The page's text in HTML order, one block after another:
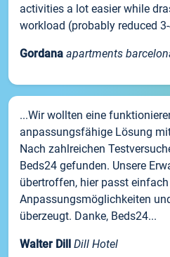
activities a lot easier while
workload (probably reduced
Gordana apartments
...Wir wollten eine
anpassungsfähige Lösung
Nach zahlreichen
Beds24 gefunden. Unsere
übertroffen, hier passt
Anpassungsmöglichkeiten
überzeugt. Danke, Beds24...
Walter Dill Dill Hotel